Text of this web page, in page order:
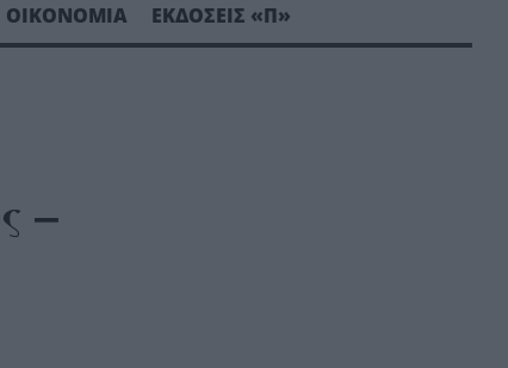
ΟΙΚΟΝΟΜΙΑ ΕΚΔΟΣΕΙΣ «Π»
–